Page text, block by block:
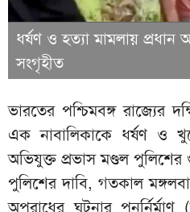
ধর্ষণ ও হত্যা মামলায় প্রধান
সংগৃহীত
ভারতের পশ্চিমবঙ্গ রাজ্যের
এক নাবালিকাকে ধর্ষণ ও
অভিযুক্ত প্রভাস মণ্ডল
পুলিশের দাবি, গতকাল
অপরাধের ঘটনার পুনর্নির্মাণ